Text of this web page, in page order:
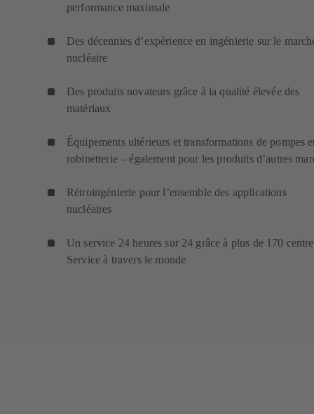
performance maximale
Des décennies d’expérience en ingénierie sur le
nucléaire
Des produits novateurs grâce à la qualité élevée des
matériaux
Équipements ultérieurs et transformations de pompes
robinetterie – également pour les produits d’autres
Rétroingénierie pour l’ensemble des applications
nucléaires
Un service 24 heures sur 24 grâce à plus de 170
Service à travers le monde